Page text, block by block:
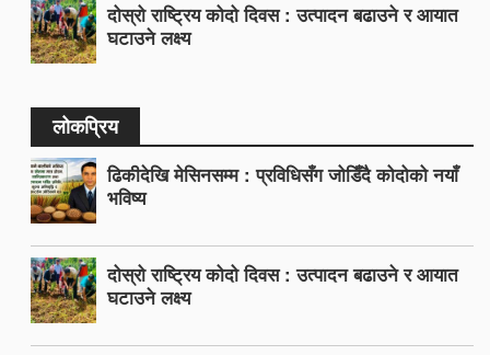
दोस्रो राष्ट्रिय कोदो दिवस : उत्पादन बढाउने र आयात
घटाउने लक्ष्य
लोकप्रिय
ढिकीदेखि मेसिनसम्म : प्रविधिसँग जोडिँदै कोदोको नयाँ
भविष्य
दोस्रो राष्ट्रिय कोदो दिवस : उत्पादन बढाउने र आयात
घटाउने लक्ष्य